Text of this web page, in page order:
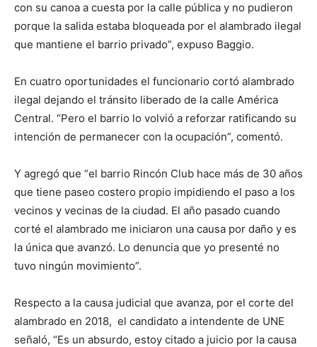
con su canoa a cuesta por la calle pública y no pudieron
porque la salida estaba bloqueada por el alambrado ilegal
que mantiene el barrio privado”, expuso Baggio.
En cuatro oportunidades el funcionario cortó alambrado
ilegal dejando el tránsito liberado de la calle América
Central. “Pero el barrio lo volvió a reforzar ratificando su
intención de permanecer con la ocupación”, comentó.
Y agregó que “el barrio Rincón Club hace más de 30 años
que tiene paseo costero propio impidiendo el paso a los
vecinos y vecinas de la ciudad. El año pasado cuando
corté el alambrado me iniciaron una causa por daño y es
la única que avanzó. Lo denuncia que yo presenté no
tuvo ningún movimiento”.
Respecto a la causa judicial que avanza, por el corte del
alambrado en 2018, el candidato a intendente de UNE
señaló, “Es un absurdo, estoy citado a juicio por la causa